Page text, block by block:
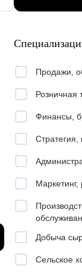
Продажи,
Розничная
Финансы,
Стратегия,
Добыча
Сельское